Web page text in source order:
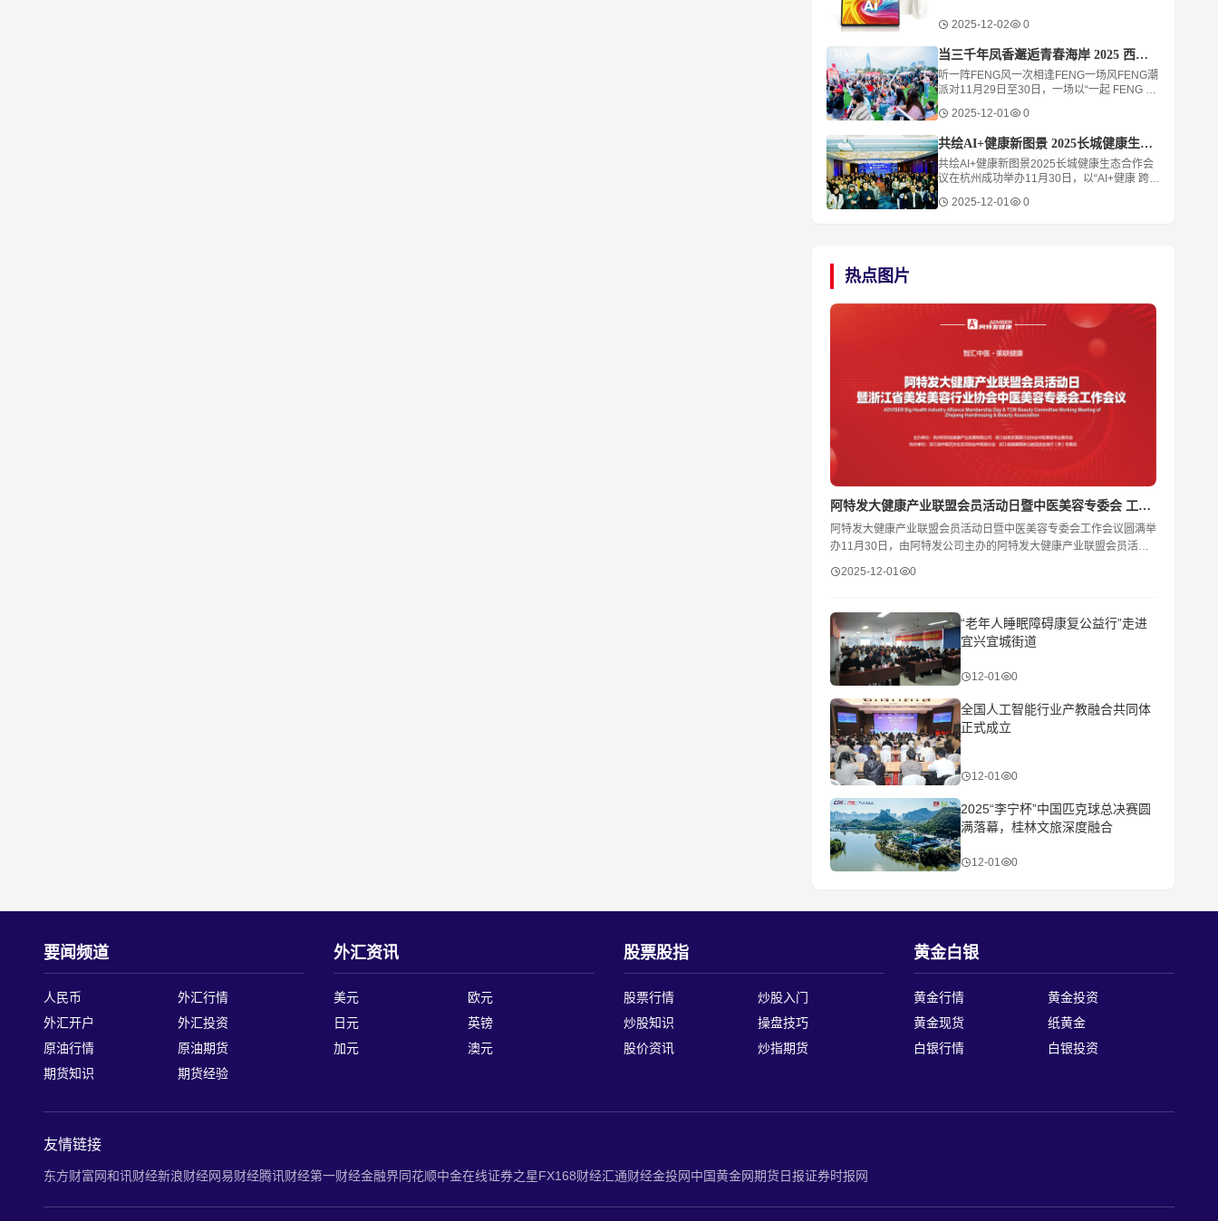
2025-12-02 0
当三千年凤香邂逅青春海岸 2025 西凤酒海岸音乐派对书写品牌年轻化新章
听一阵FENG风一次相逢FENG一场风FENG潮
派对11月29日至30日，一场以“一起 FENG 乐
享凤”为主题的2025西凤酒海岸 音乐派对在此
启幕。音乐、互动、潮流市集与沉浸式体验让
拥有
2025-12-01 0
共绘AI+健康新图景 2025长城健康生态合作会议在杭州成功举办
共绘AI+健康新图景2025长城健康生态合作会
议在杭州成功举办11月30日，以“AI+健康 跨界
融合赢未来”为主题的2025长城健康生态合作
会议在杭州余杭鸬鸟隆重举行。本届大会由由
2025-12-01 0
热点图片
​阿特发大健康产业联盟会员活动日暨中医美容专委会 工作会议圆满举办
阿特发大健康产业联盟会员活动日暨中医美容专委会工作会议圆满举
办11月30日，由阿特发公司主办的阿特发大健康产业联盟会员活动
2025-12-01 0
“老年人睡眠障碍康复公益行”走进
宜兴宜城街道
12-01 0
全国人工智能行业产教融合共同体
正式成立
12-01 0
2025“李宁杯”中国匹克球总决赛圆
满落幕，桂林文旅深度融合
12-01 0
要闻频道
人民币
外汇行情
外汇开户
外汇投资
原油行情
原油期货
期货知识
期货经验
外汇资讯
美元
欧元
日元
英镑
加元
澳元
股票股指
股票行情
炒股入门
炒股知识
操盘技巧
股价资讯
炒指期货
黄金白银
黄金行情
黄金投资
黄金现货
纸黄金
白银行情
白银投资
友情链接
东方财富网和讯财经新浪财经网易财经腾讯财经第一财经金融界同花顺中金在线证券之星FX168财经汇通财经金投网中国黄金网期货日报证券时报网